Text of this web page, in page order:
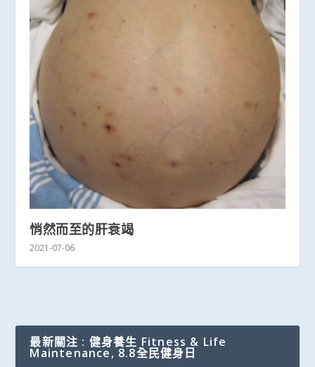
悄然而至的肝衰竭
2021-07-06
最新關注 : 健身養生 Fitness & Life
Maintenance, 8.8全民健身日